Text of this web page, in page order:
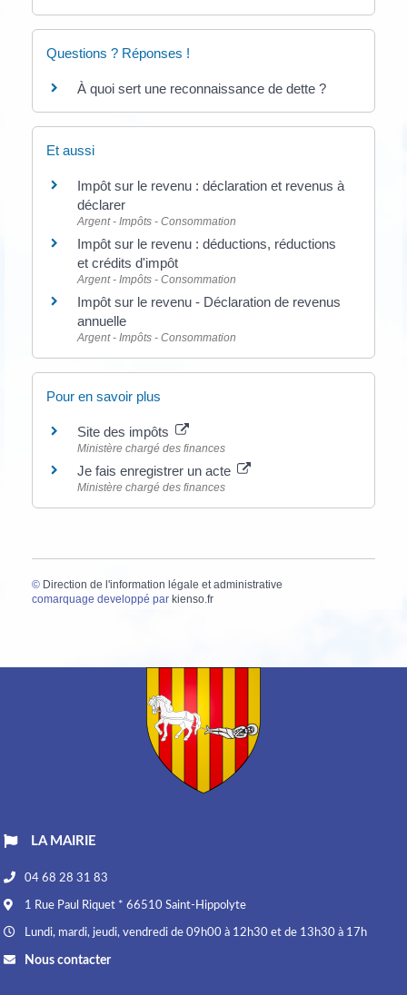
Questions ? Réponses !
À quoi sert une reconnaissance de dette ?
Et aussi
Impôt sur le revenu : déclaration et revenus à
déclarer
Argent - Impôts - Consommation
Impôt sur le revenu : déductions, réductions
et crédits d'impôt
Argent - Impôts - Consommation
Impôt sur le revenu - Déclaration de revenus
annuelle
Argent - Impôts - Consommation
Pour en savoir plus
Site des impôts
Ministère chargé des finances
Je fais enregistrer un acte
Ministère chargé des finances
© Direction de l'information légale et administrative
comarquage developpé par kienso.fr
LA MAIRIE
04 68 28 31 83
1 Rue Paul Riquet * 66510 Saint-Hippolyte
Lundi, mardi, jeudi, vendredi de 09h00 à 12h30 et de 13h30 à 17h
Nous contacter